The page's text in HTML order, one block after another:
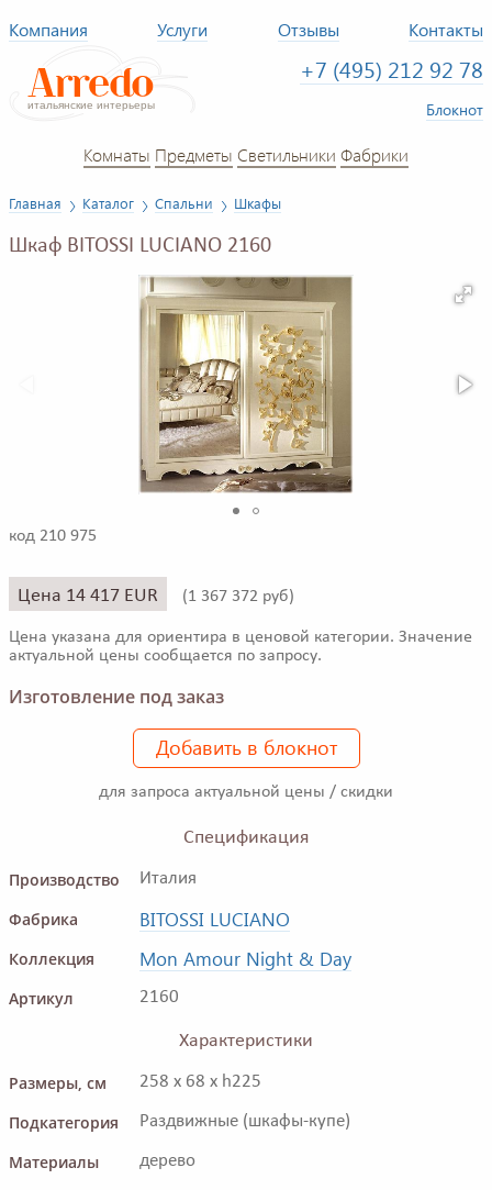
Компания Услуги Отзывы Контакты
+7 (495) 212 92 78
Блокнот
Комнаты Предметы Светильники Фабрики
Главная Каталог Спальни Шкафы
Шкаф BITOSSI LUCIANO 2160
код 210 975
Цена 14 417 EUR (1 367 372 руб)
Цена указана для ориентира в ценовой категории. Значение
актуальной цены сообщается по запросу.
Изготовление под заказ
Добавить в блокнот
для запроса актуальной цены / скидки
Спецификация
Производство
Италия
Фабрика BITOSSI LUCIANO
Коллекция Mon Amour Night & Day
Артикул 2160
Характеристики
Размеры, см
258 x 68 x h225
Подкатегория Раздвижные (шкафы-купе)
Материалы дерево